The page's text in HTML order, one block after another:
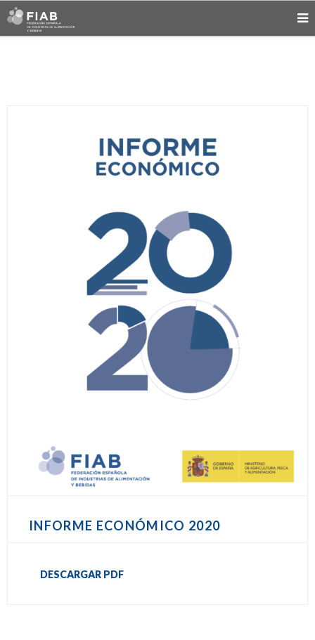
INFORME ECONÓMICO 2020
DESCARGAR PDF